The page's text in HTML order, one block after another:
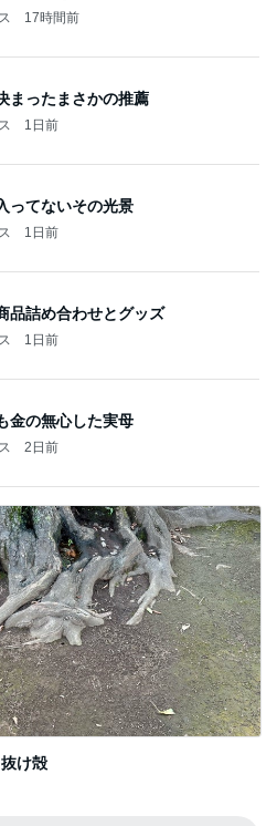
17時間前
まったまさかの推薦
1日前
ってないその光景
1日前
品詰め合わせとグッズ
1日前
金の無心した実母
2日前
け殻